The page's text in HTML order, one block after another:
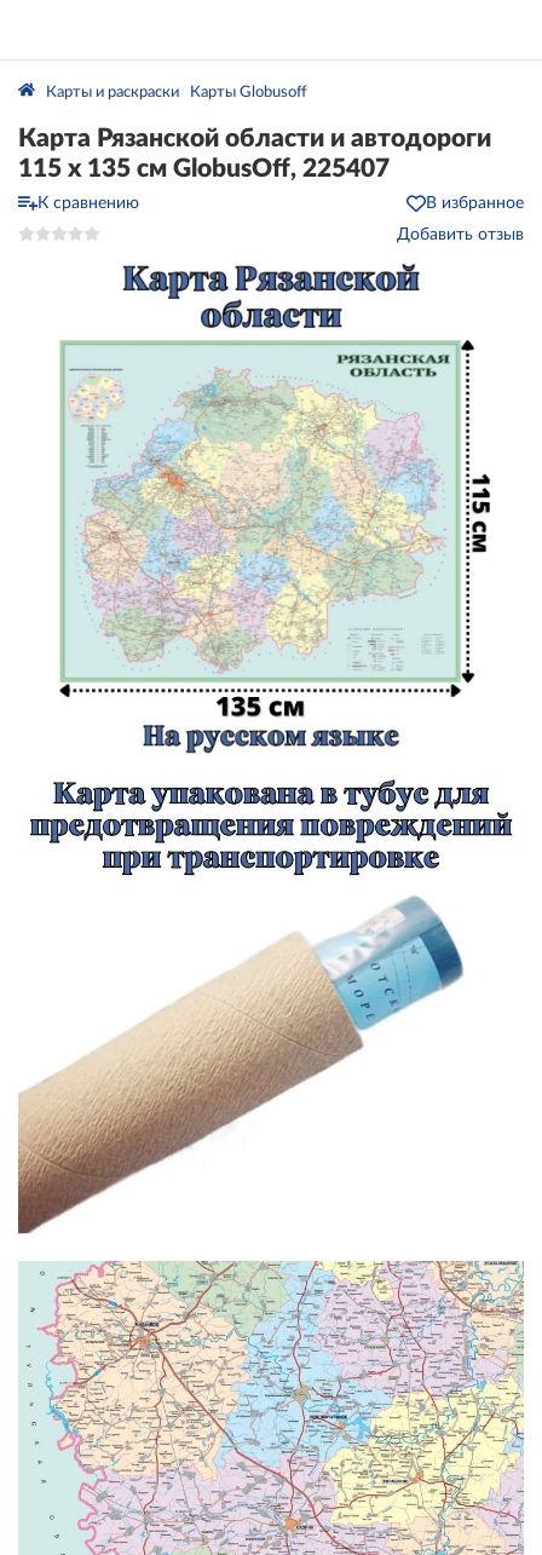
Карты и раскраски Карты Globusoff
Карта Рязанской области и автодороги
115 х 135 см GlobusOff, 225407
К сравнению
В избранное
Добавить отзыв